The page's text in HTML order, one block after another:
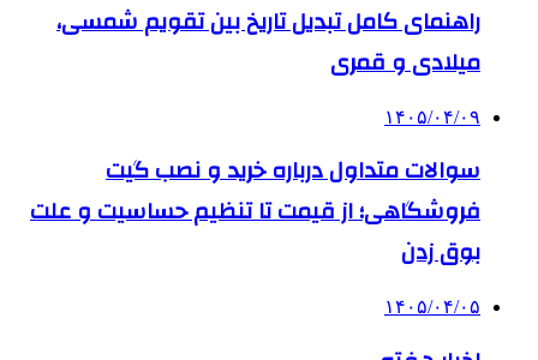
راهنمای کامل تبدیل تاریخ بین تقویم شمسی،
میلادی و قمری
۱۴۰۵/۰۴/۰۹
سوالات متداول درباره خرید و نصب گیت
فروشگاهی؛ از قیمت تا تنظیم حساسیت و علت
بوق زدن
۱۴۰۵/۰۴/۰۵